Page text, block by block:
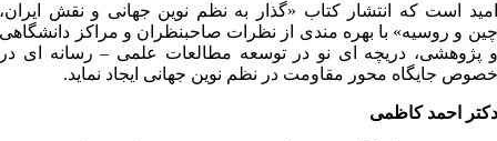
امید است که انتشار کتاب «گذار به نظم نوین جهانی و نقش ایران،
چین و روسیه» با بهره مندی از نظرات صاحبنظران و مراکز دانشگاهی
و پژوهشی، دریچه ای نو در توسعه مطالعات علمی – رسانه ای در
خصوص جایگاه محور مقاومت در نظم نوین جهانی ایجاد نماید.
دکتر احمد کاظمی